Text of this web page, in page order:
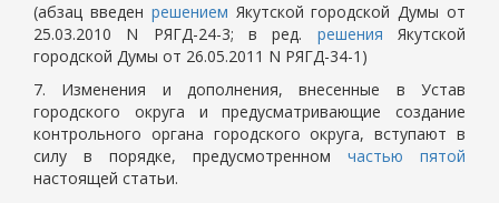
(абзац введен решением Якутской городской Думы от
25.03.2010 N РЯГД-24-3; в ред. решения Якутской
городской Думы от 26.05.2011 N РЯГД-34-1)
7. Изменения и дополнения, внесенные в Устав
городского округа и предусматривающие создание
контрольного органа городского округа, вступают в
силу в порядке, предусмотренном частью пятой
настоящей статьи.